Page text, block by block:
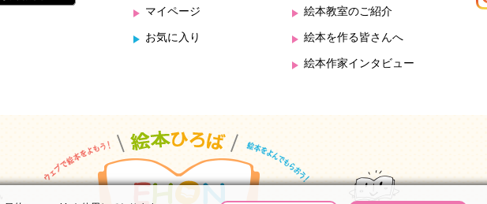
マイページ
お気に入り
絵本教室のご紹介
絵本を作る皆さんへ
絵本作家インタビュー